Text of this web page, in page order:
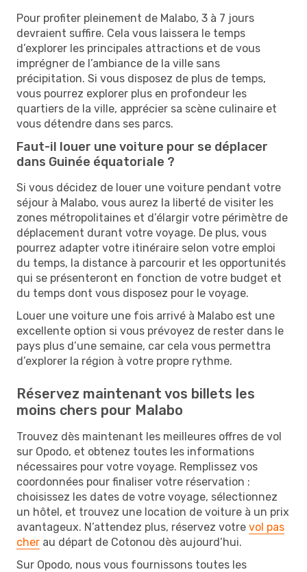
Pour profiter pleinement de Malabo, 3 à 7 jours
devraient suffire. Cela vous laissera le temps
d’explorer les principales attractions et de vous
imprégner de l’ambiance de la ville sans
précipitation. Si vous disposez de plus de temps,
vous pourrez explorer plus en profondeur les
quartiers de la ville, apprécier sa scène culinaire et
vous détendre dans ses parcs.
Faut-il louer une voiture pour se déplacer
dans Guinée équatoriale ?
Si vous décidez de louer une voiture pendant votre
séjour à Malabo, vous aurez la liberté de visiter les
zones métropolitaines et d’élargir votre périmètre de
déplacement durant votre voyage. De plus, vous
pourrez adapter votre itinéraire selon votre emploi
du temps, la distance à parcourir et les opportunités
qui se présenteront en fonction de votre budget et
du temps dont vous disposez pour le voyage.
Louer une voiture une fois arrivé à Malabo est une
excellente option si vous prévoyez de rester dans le
pays plus d’une semaine, car cela vous permettra
d’explorer la région à votre propre rythme.
Réservez maintenant vos billets les
moins chers pour Malabo
Trouvez dès maintenant les meilleures offres de vol
sur Opodo, et obtenez toutes les informations
nécessaires pour votre voyage. Remplissez vos
coordonnées pour finaliser votre réservation :
choisissez les dates de votre voyage, sélectionnez
un hôtel, et trouvez une location de voiture à un prix
avantageux. N’attendez plus, réservez votre vol pas
cher au départ de Cotonou dès aujourd’hui.
Sur Opodo, nous vous fournissons toutes les